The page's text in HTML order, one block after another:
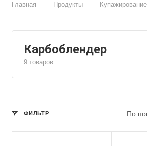
Главная — Продукты — Купажирование
Карбоблендер
9 товаров
ФИЛЬТР